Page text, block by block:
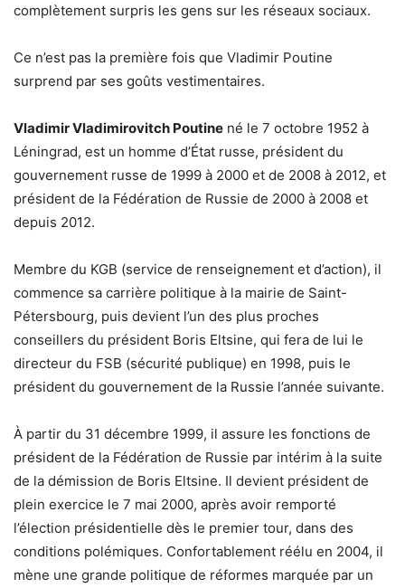
complètement surpris les gens sur les réseaux sociaux.
Ce n’est pas la première fois que Vladimir Poutine
surprend par ses goûts vestimentaires.
Vladimir Vladimirovitch Poutine né le 7 octobre 1952 à
Léningrad, est un homme d’État russe, président du
gouvernement russe de 1999 à 2000 et de 2008 à 2012, et
président de la Fédération de Russie de 2000 à 2008 et
depuis 2012.
Membre du KGB (service de renseignement et d’action), il
commence sa carrière politique à la mairie de Saint-
Pétersbourg, puis devient l’un des plus proches
conseillers du président Boris Eltsine, qui fera de lui le
directeur du FSB (sécurité publique) en 1998, puis le
président du gouvernement de la Russie l’année suivante.
À partir du 31 décembre 1999, il assure les fonctions de
président de la Fédération de Russie par intérim à la suite
de la démission de Boris Eltsine. Il devient président de
plein exercice le 7 mai 2000, après avoir remporté
l’élection présidentielle dès le premier tour, dans des
conditions polémiques. Confortablement réélu en 2004, il
mène une grande politique de réformes marquée par un